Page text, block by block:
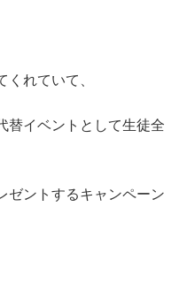
れていて、
替イベントとして生徒全
ゼントするキャンペーン